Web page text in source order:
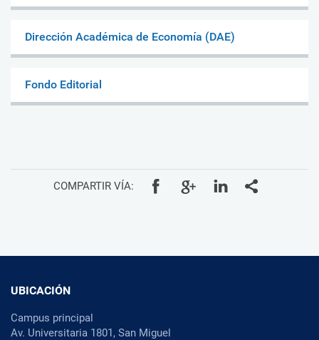
Dirección Académica de Economía (DAE)
Fondo Editorial
COMPARTIR VÍA:
UBICACIÓN
Campus principal
Av. Universitaria 1801, San Miguel